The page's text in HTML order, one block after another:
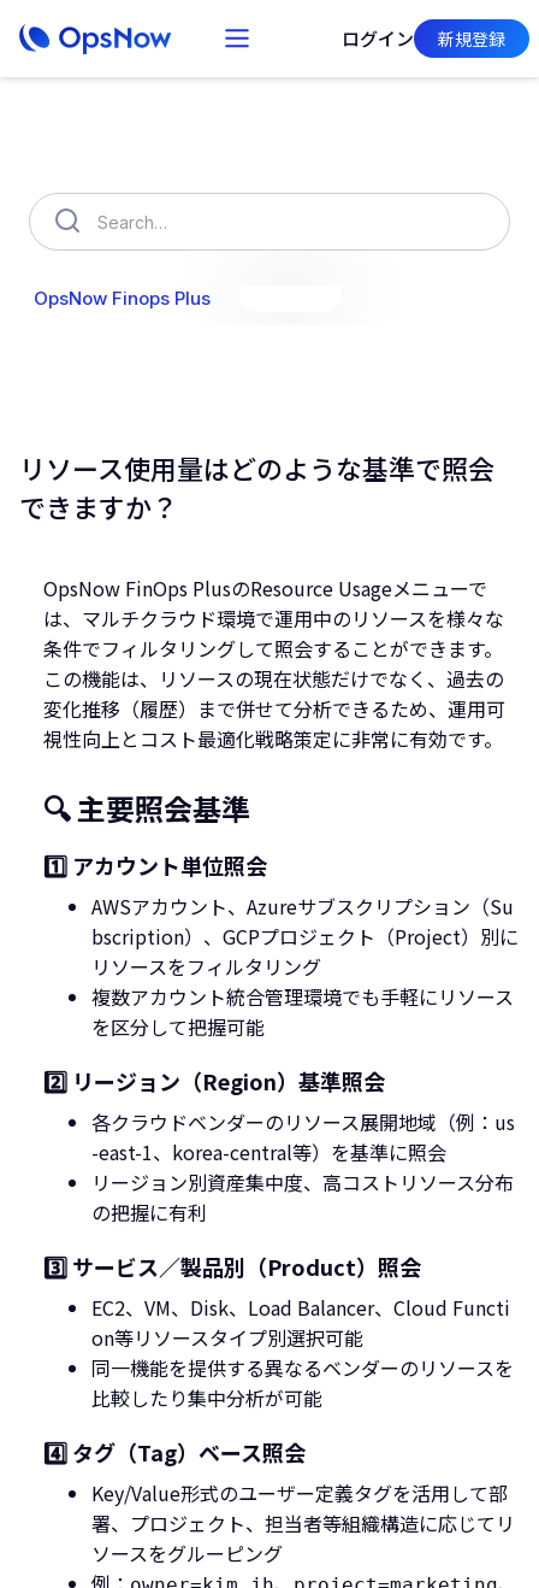
ログイン 新規登録
OpsNow Finops Plus
リソース使用量はどのような基準で照会
できますか？
OpsNow FinOps PlusのResource Usageメニューで
は、マルチクラウド環境で運用中のリソースを様々な
条件でフィルタリングして照会することができます。
この機能は、リソースの現在状態だけでなく、過去の
変化推移（履歴）まで併せて分析できるため、運用可
視性向上とコスト最適化戦略策定に非常に有効です。
🔍 主要照会基準
1️⃣ アカウント単位照会
AWSアカウント、Azureサブスクリプション（Su
bscription）、GCPプロジェクト（Project）別に
リソースをフィルタリング
複数アカウント統合管理環境でも手軽にリソース
を区分して把握可能
2️⃣ リージョン（Region）基準照会
各クラウドベンダーのリソース展開地域（例：us
-east-1、korea-central等）を基準に照会
リージョン別資産集中度、高コストリソース分布
の把握に有利
3️⃣ サービス／製品別（Product）照会
EC2、VM、Disk、Load Balancer、Cloud Functi
on等リソースタイプ別選択可能
同一機能を提供する異なるベンダーのリソースを
比較したり集中分析が可能
4️⃣ タグ（Tag）ベース照会
Key/Value形式のユーザー定義タグを活用して部
署、プロジェクト、担当者等組織構造に応じてリ
ソースをグルーピング